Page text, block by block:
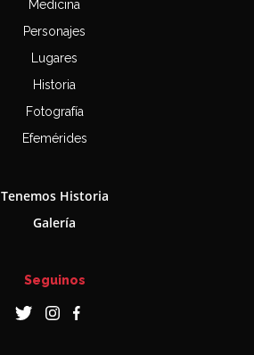
Medicina
Personajes
Lugares
Historia
Fotografía
Efemérides
Tenemos Historia
Galería
Seguinos